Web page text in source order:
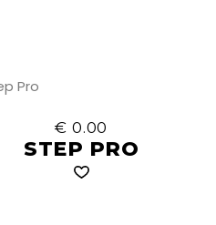
€ 0.00
STEP PRO